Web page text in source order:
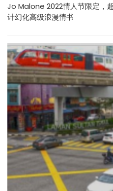
Jo Malone 2022情人节限定，
计幻化高级浪漫情书